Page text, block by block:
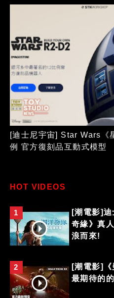
[迪士尼宇宙] Star Wars《
例 官方復刻品互動式模型
HOT VIDEOS
1
[潮電影]
奇緣》真
浪而來!
2
[潮電影]
最期待的